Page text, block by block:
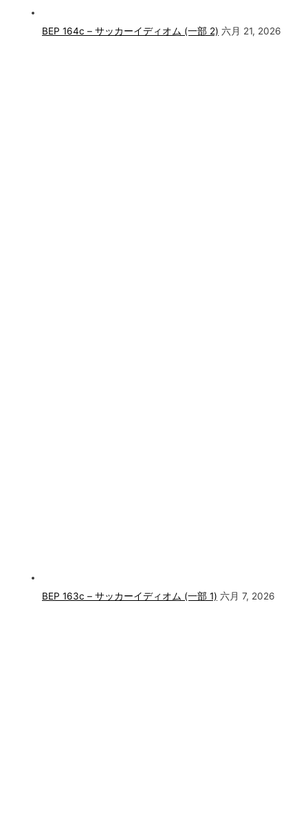
BEP 164c – サッカーイディオム (一部 2) 六月 21, 2026
BEP 163c – サッカーイディオム (一部 1) 六月 7, 2026